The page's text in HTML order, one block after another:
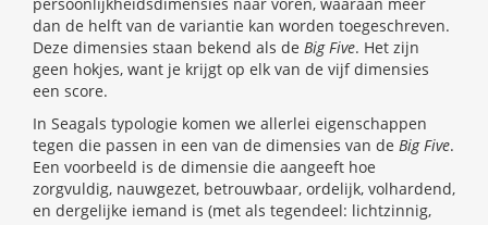
dan de helft van de variantie kan worden toegeschreven.
Deze dimensies staan bekend als de Big Five. Het zijn
geen hokjes, want je krijgt op elk van de vijf dimensies
een score.
In Seagals typologie komen we allerlei eigenschappen
tegen die passen in een van de dimensies van de Big Five.
Een voorbeeld is de dimensie die aangeeft hoe
zorgvuldig, nauwgezet, betrouwbaar, ordelijk, volhardend,
en dergelijke iemand is (met als tegendeel: lichtzinnig,